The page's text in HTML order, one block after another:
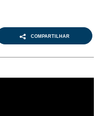
COMPARTILHAR